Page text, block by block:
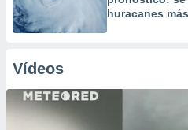
huracanes
Vídeos